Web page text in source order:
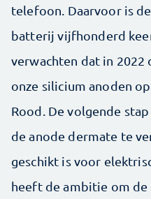
telefoon. Daarvoor is
batterij vijfhonderd
verwachten dat in
onze silicium anoden
Rood. De volgende
de anode dermate te
geschikt is voor
heeft de ambitie om